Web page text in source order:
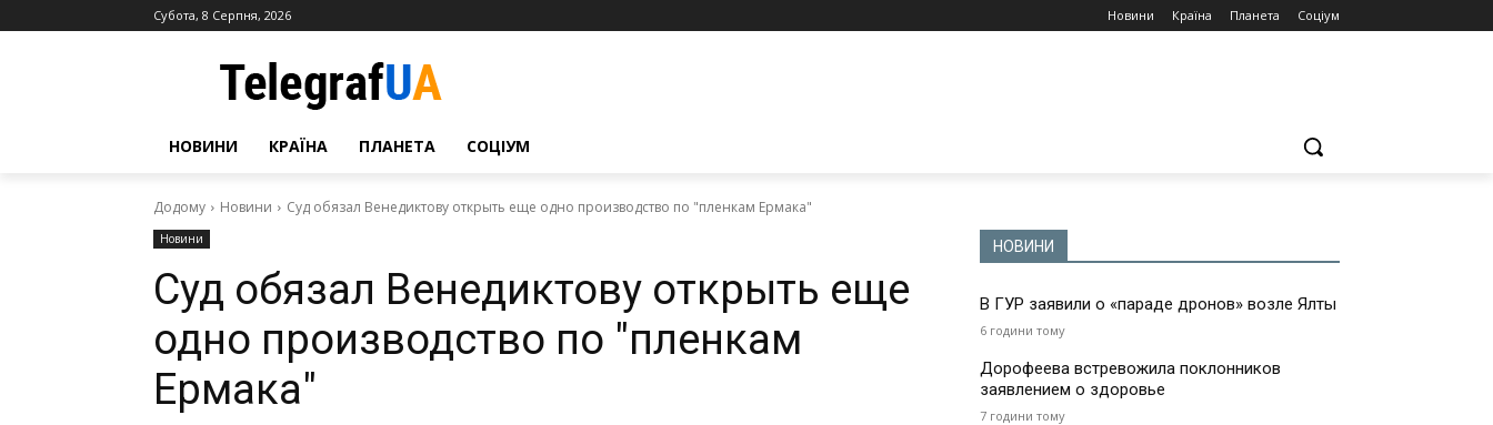
Субота, 8 Серпня, 2026 Новини Країна Планета Соціум
НОВИНИ КРАЇНА ПЛАНЕТА СОЦІУМ
Додому Новини Суд обязал Венедиктову открыть еще одно производство по "пленкам Ермака"
Новини
Суд обязал Венедиктову открыть еще
одно производство по "пленкам
Ермака"
НОВИНИ
В ГУР заявили о «параде дронов» возле Ялты
6 години тому
Дорофеева встревожила поклонников
заявлением о здоровье
7 години тому